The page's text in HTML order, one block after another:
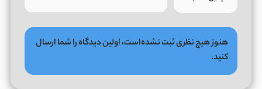
هنوز هیچ نظری ثبت نشده‌است، اولین دیدگاه را شما ارسال
کنید.